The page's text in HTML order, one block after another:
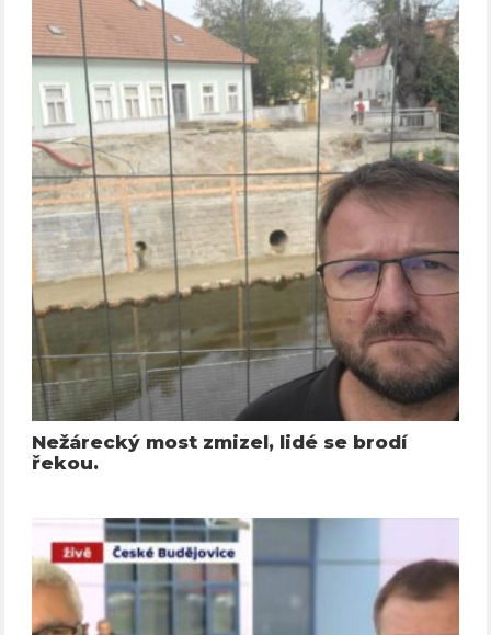
Nežárecký most zmizel, lidé se brodí
řekou.